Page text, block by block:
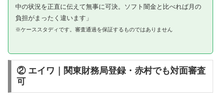
中の状況を正直に伝えて無事に可決。ソフト闇金と比べれば月の
負担がまったく違います」
※ケーススタディです。審査通過を保証するものではありません
② エイワ｜関東財務局登録・赤村でも対面審査
可